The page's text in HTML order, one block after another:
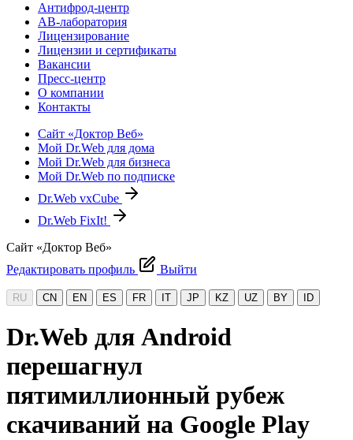
Антифрод-центр
АВ-лаборатория
Лицензирование
Лицензии и сертификаты
Вакансии
Пресс-центр
О компании
Контакты
Сайт «Доктор Веб»
Мой Dr.Web для дома
Мой Dr.Web для бизнеса
Мой Dr.Web по подписке
Dr.Web vxCube
Dr.Web FixIt!
Сайт «Доктор Веб»
Редактировать профиль
Выйти
RU CN EN ES FR IT JP KZ UZ BY ID
Dr.Web для Android
перешагнул
пятимиллионный рубеж
скачиваний на Google Play